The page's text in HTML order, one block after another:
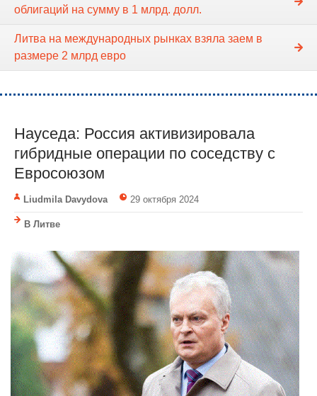
облигаций на сумму в 1 млрд. долл.
Литва на международных рынках взяла заем в
размере 2 млрд евро
Науседа: Россия активизировала
гибридные операции по соседству с
Евросоюзом
Liudmila Davydova 29 октября 2024
В Литве